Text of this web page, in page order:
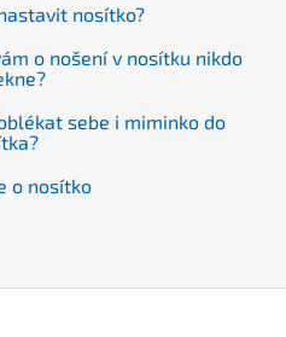
nosítko?
o nošení v nosítku nikdo
sebe i miminko do
o nosítko